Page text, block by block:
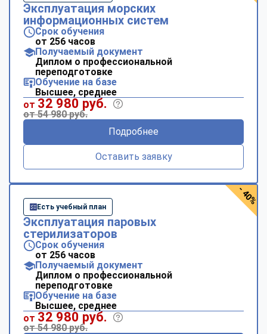
Эксплуатация морских
информационных систем
Срок обучения
от 256 часов
Получаемый документ
Диплом о профессиональной
переподготовке
Обучение на базе
Высшее, среднее
от 32 980 руб.
от 54 980 руб.
Подробнее
Оставить заявку
Есть учебный план
Эксплуатация паровых
стерилизаторов
Срок обучения
от 256 часов
Получаемый документ
Диплом о профессиональной
переподготовке
Обучение на базе
Высшее, среднее
от 32 980 руб.
от 54 980 руб.
- 40%